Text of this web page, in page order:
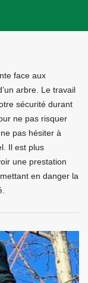
face aux
arbre. Le travail
sécurité durant
ne pas risquer
pas hésiter à
Il est plus
une prestation
en danger la